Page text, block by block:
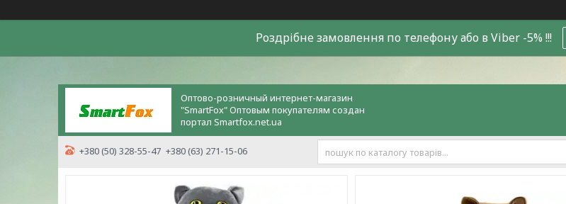
Роздрiбне замовлення по телефону або в Viber -5% !!!
Оптово-розничный интернет-магазин
"SmartFox" Оптовым покупателям создан
портал Smartfox.net.ua
+380 (50) 328-55-47 +380 (63) 271-15-06